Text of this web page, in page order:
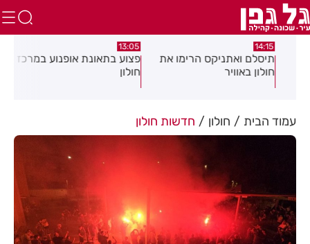
14:15
תיסלם ואתניקס הרימו את
חולון באוויר
13:05
פצוע בתאונת אופנוע במרכז
חולון
עמוד הבית חולון חדשות חולון